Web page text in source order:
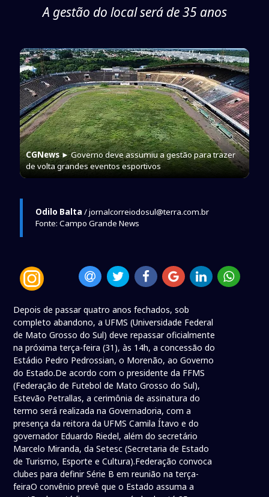
A gestão do local será de 35 anos
CGNews► Governo deve assumiu a gestão para trazer
de volta grandes eventos esportivos
Odilo Balta / jornalcorreiodosul@terra.com.br
Fonte: Campo Grande News
Depois de passar quatro anos fechados, sob
completo abandono, a UFMS (Universidade Federal
de Mato Grosso do Sul) deve repassar oficialmente
na próxima terça-feira (31), às 14h, a concessão do
Estádio Pedro Pedrossian, o Morenão, ao Governo
do Estado.De acordo com o presidente da FFMS
(Federação de Futebol de Mato Grosso do Sul),
Estevão Petrallas, a cerimônia de assinatura do
termo será realizada na Governadoria, com a
presença da reitora da UFMS Camila Ítavo e do
governador Eduardo Riedel, além do secretário
Marcelo Miranda, da Setesc (Secretaria de Estado
de Turismo, Esporte e Cultura).Federação convoca
clubes para definir Série B em reunião na terça-
feiraO convênio prevê que o Estado assuma a